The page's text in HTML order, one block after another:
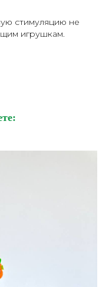
стимуляцию не
игрушкам.